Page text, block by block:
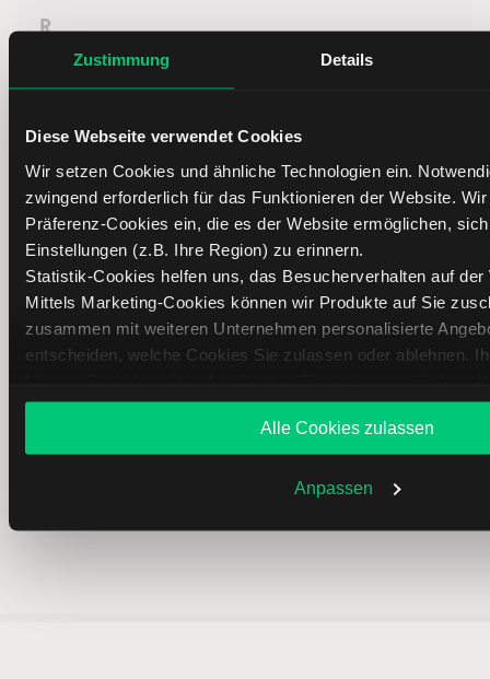
Zustimmung Details
Diese Webseite verwendet Cookies
Wir setzen Cookies und ähnliche Technologien ein.
zwingend erforderlich für das Funktionieren der Website.
Präferenz-Cookies ein, die es der Website ermöglichen,
Einstellungen (z.B. Ihre Region) zu erinnern.
Statistik-Cookies helfen uns, das Besucherverhalten auf
Mittels Marketing-Cookies können wir Produkte auf Sie
zusammen mit weiteren Unternehmen personalisierte
entscheiden, welche Cookies Sie zulassen oder ablehnen.
unsererDatenschutzerklärung.
Alle Cookies zulassen
Anpassen
R
T
Technologie
V